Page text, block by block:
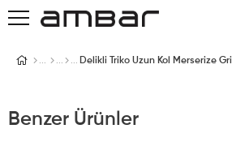
Delikli Triko Uzun Kol Merserize Gri
Benzer Ürünler